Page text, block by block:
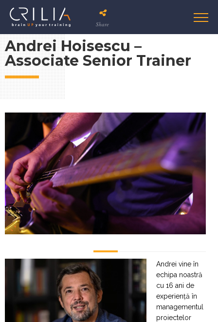
Share
Andrei Hoisescu –
Associate Senior Trainer
Andrei vine în
echipa noastră
cu 16 ani de
experiență în
managementul
proiectelor